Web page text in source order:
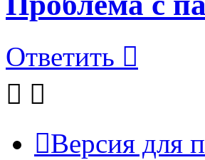
Ответить
Версия для